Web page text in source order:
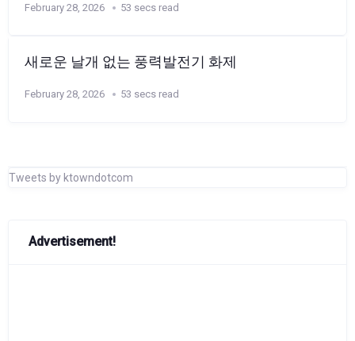
February 28, 2026 53 secs read
새로운 날개 없는 풍력발전기 화제
February 28, 2026 53 secs read
Tweets by ktowndotcom
Advertisement!